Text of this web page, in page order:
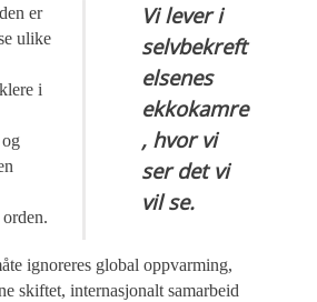
Vi lever i
selvbekreft
elsenes
ekkokamre
, hvor vi
ser det vi
vil se.
er
ulike
i
ignoreres global oppvarming,
skiftet, internasjonalt samarbeid